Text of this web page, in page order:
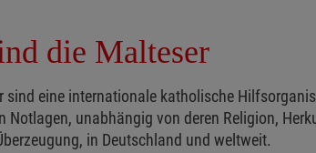
die Malteser
sind eine internationale katholische
Notlagen, unabhängig von deren Religion,
in Deutschland und weltweit.